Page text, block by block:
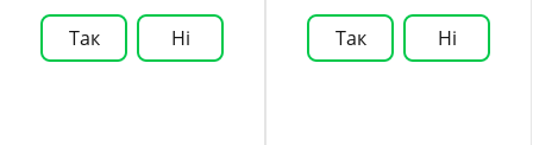
Так Ні Так Ні